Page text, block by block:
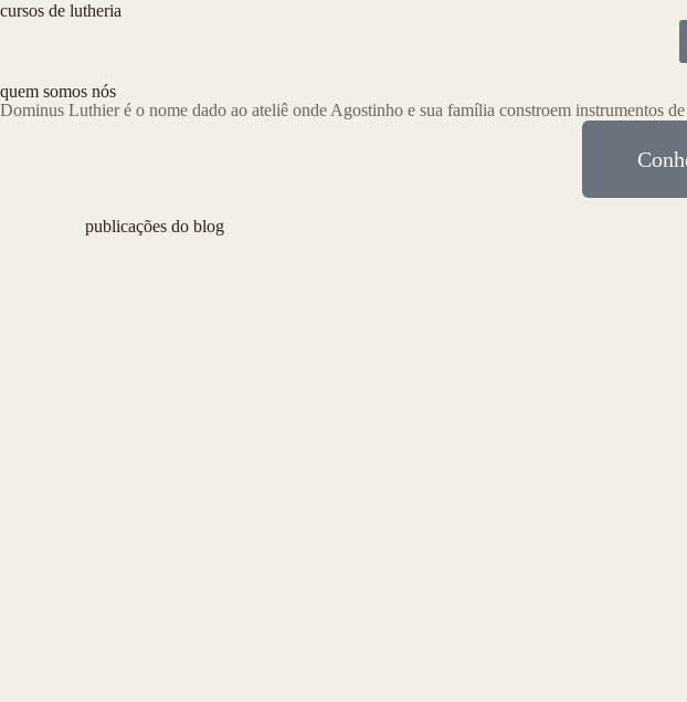
cursos de lutheria
quem somos nós
Dominus Luthier é o nome dado ao ateliê onde Agostinho e sua família constroem instrumentos
publicações do blog